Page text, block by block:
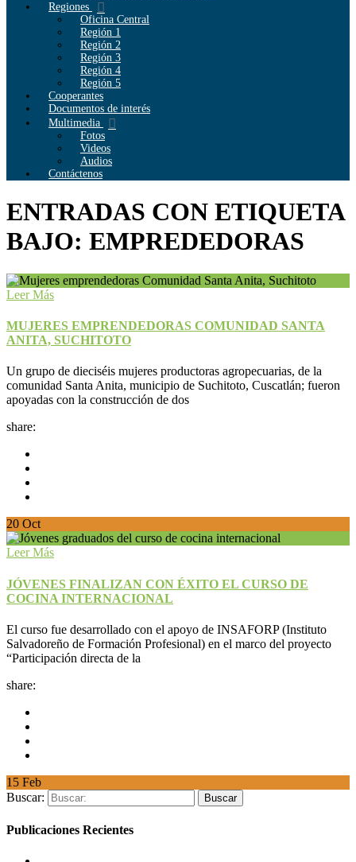
Regiones
Oficina Central
Región 1
Región 2
Región 3
Región 4
Región 5
Cooperantes
Documentos de interés
Multimedia
Fotos
Videos
Audios
Contáctenos
ENTRADAS CON ETIQUETA
BAJO: EMPREDEDORAS
Leer Más
MUJERES EMPRENDEDORAS COMUNIDAD SANTA
ANITA, SUCHITOTO
Un grupo de dieciséis mujeres productoras agropecuarias, de la
comunidad Santa Anita, municipio de Suchitoto, Cuscatlán; fueron
apoyadas con la construcción de dos
share:
20 Oct
Leer Más
JÓVENES FINALIZAN CON ÉXITO EL CURSO DE
COCINA INTERNACIONAL
El curso fue desarrollado con el apoyo de INSAFORP (Instituto
Salvadoreño de Formación Profesional) en el marco del proyecto
“Participación directa de la
share:
15 Feb
Buscar:
Publicaciones Recientes